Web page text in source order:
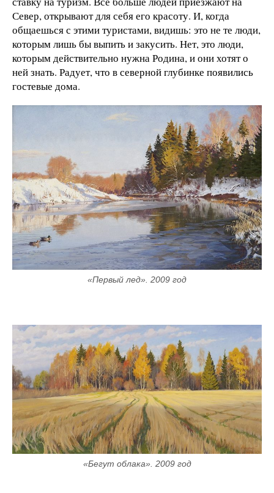
Север, открывают для себя его красоту. И, когда
общаешься с этими туристами, видишь: это не те люди,
которым лишь бы выпить и закусить. Нет, это люди,
которым действительно нужна Родина, и они хотят о
ней знать. Радует, что в северной глубинке появились
гостевые дома.
«Первый лед». 2009 год
«Бегут облака». 2009 год